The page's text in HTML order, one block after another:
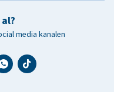
media kanalen